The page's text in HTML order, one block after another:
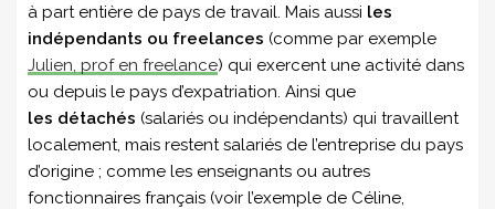
à part entière de pays de travail. Mais aussi les
indépendants ou freelances (comme par exemple
Julien, prof en freelance) qui exercent une activité dans
ou depuis le pays d’expatriation. Ainsi que
les détachés (salariés ou indépendants) qui travaillent
localement, mais restent salariés de l’entreprise du pays
d’origine ; comme les enseignants ou autres
fonctionnaires français (voir l’exemple de Céline,